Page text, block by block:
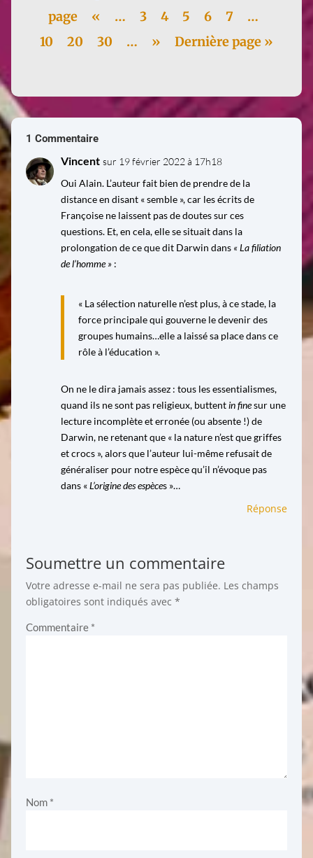
page
« … 3 4 5 6 7
…
10
20 30 … » Dernière page »
1 Commentaire
Vincent sur 19 février 2022 à 17h18
Oui Alain. L’auteur fait bien de prendre de la
distance en disant « semble », car les écrits de
Françoise ne laissent pas de doutes sur ces
questions. Et, en cela, elle se situait dans la
prolongation de ce que dit Darwin dans « La filiation
de l’homme »:
« La sélection naturelle n’est plus, à ce stade, la
force principale qui gouverne le devenir des
groupes humains…elle a laissé sa place dans ce
rôle à l’éducation ».
On ne le dira jamais assez : tous les essentialismes,
quand ils ne sont pas religieux, buttentin finesur une
lecture incomplète et erronée (ou absente !) de
Darwin, ne retenant que « la nature n’est que griffes
et crocs », alors que l’auteur lui-même refusait de
généraliser pour notre espèce qu’il n’évoque pas
dans «L’origine des espèces »…
Réponse
Soumettre un commentaire
Votre adresse e-mail ne sera pas publiée. Les champs
obligatoires sont indiqués avec *
Commentaire *
Nom *